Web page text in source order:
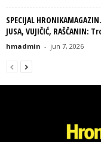
SPECIJAL
JUSA, VUJIČIĆ,
hmadmin - jun 7, 2026